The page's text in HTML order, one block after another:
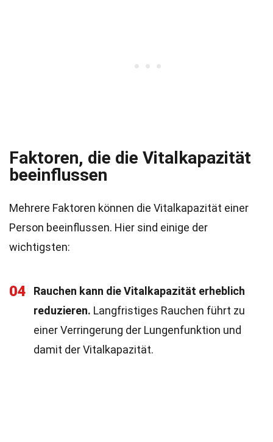
Faktoren, die die Vitalkapazität
beeinflussen
Mehrere Faktoren können die Vitalkapazität einer
Person beeinflussen. Hier sind einige der
wichtigsten:
04
Rauchen kann die Vitalkapazität erheblich
reduzieren. Langfristiges Rauchen führt zu
einer Verringerung der Lungenfunktion und
damit der Vitalkapazität.